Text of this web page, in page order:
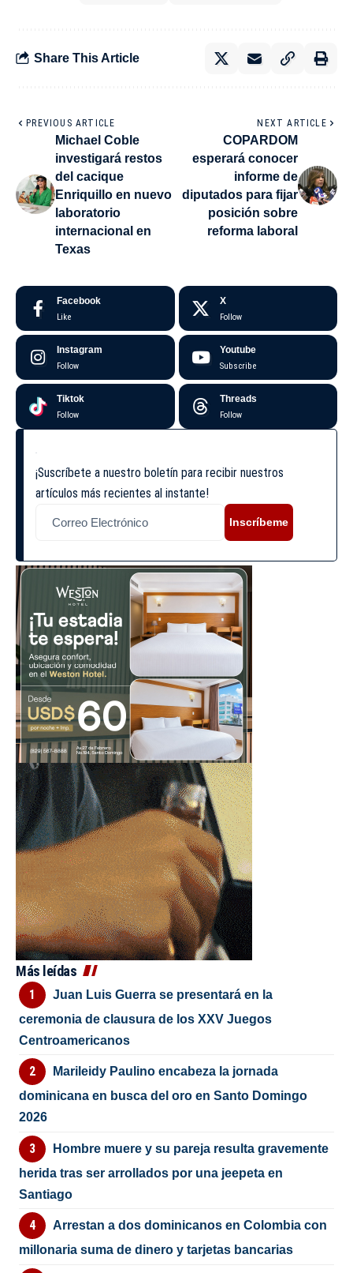
Share This Article
PREVIOUS ARTICLE
Michael Coble
investigará restos
del cacique
Enriquillo en nuevo
laboratorio
internacional en
Texas
NEXT ARTICLE
COPARDOM
esperará conocer
informe de
diputados para fijar
posición sobre
reforma laboral
Facebook
Like
X
Follow
Instagram
Follow
Youtube
Subscribe
Tiktok
Follow
Threads
Follow
¡Suscríbete a nuestro boletín para recibir nuestros
artículos más recientes al instante!
Inscríbeme
Más leídas
Juan Luis Guerra se presentará en la
ceremonia de clausura de los XXV Juegos
Centroamericanos
Marileidy Paulino encabeza la jornada
dominicana en busca del oro en Santo Domingo
2026
Hombre muere y su pareja resulta gravemente
herida tras ser arrollados por una jeepeta en
Santiago
Arrestan a dos dominicanos en Colombia con
millonaria suma de dinero y tarjetas bancarias